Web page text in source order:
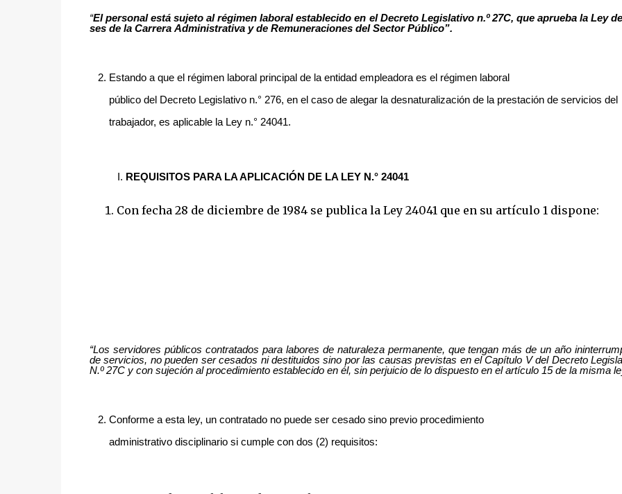
“El personal está sujeto al régimen laboral establecido en el Decreto Legislativo n.º 27C, que aprueba la Ley
ses de la Carrera Administrativa y de Remuneraciones del Sector Público”.
Estando a que el régimen laboral principal de la entidad empleadora es el régimen laboral
público del Decreto Legislativo n.° 276, en el caso de alegar la desnaturalización de la prestación de servicios del
trabajador, es aplicable la Ley n.° 24041.
REǪUISITOSPARA LA APLICACIÓN DE LA LEY N.° 24041
Con fecha 28 de diciembre de 1984 se publica la Ley 24041 que en su artículo 1 dispone:
“Los servidores públicos contratados para labores de naturaleza permanente, que tengan más de un año
de servicios, no pueden ser cesados ni destituidos sino por las causas previstas en el Capítulo V del Decreto
N.º 27C y con sujeción al procedimiento establecido en él, sin perjuicio de lo dispuesto en el artículo 15 de la misma
Conforme a esta ley, un contratado no puede ser cesado sino previo procedimiento
administrativo disciplinario si cumple con dos (2) requisitos: